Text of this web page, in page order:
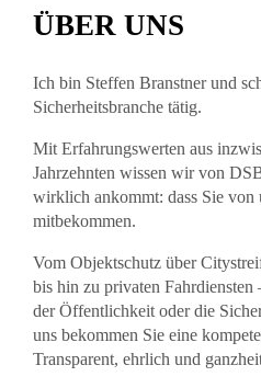
ÜBER UNS
Ich bin Steffen Branstner und
Sicherheitsbranche tätig.
Mit Erfahrungswerten aus
Jahrzehnten wissen wir von
wirklich ankommt: dass Sie
mitbekommen.
Vom Objektschutz über
bis hin zu privaten Fahrdiensten
der Öffentlichkeit oder die
uns bekommen Sie eine
Transparent, ehrlich und